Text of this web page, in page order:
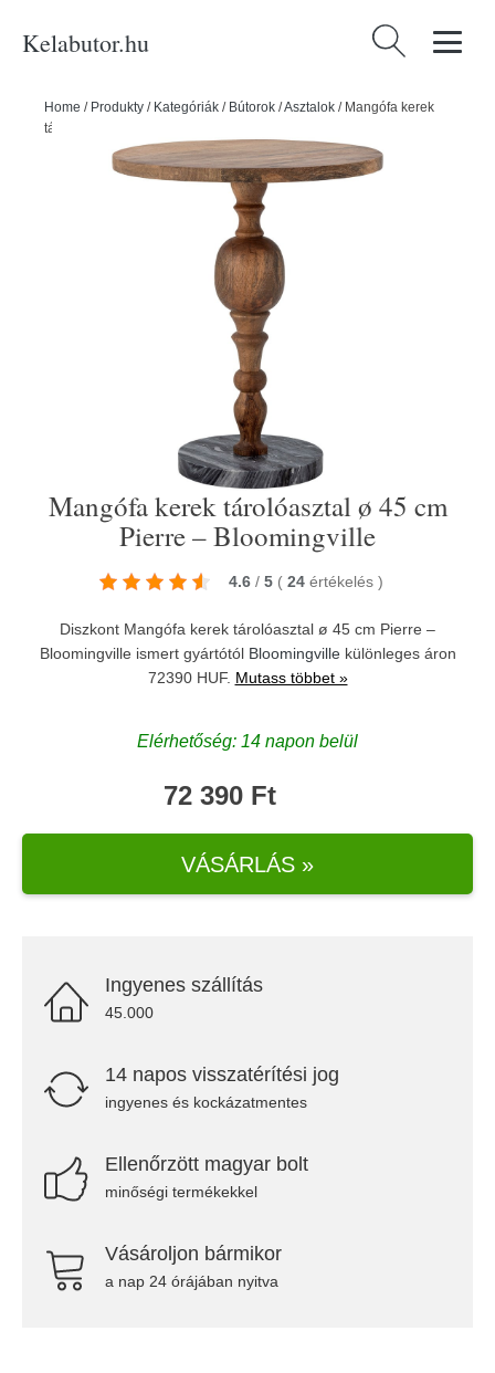
Kelabutor.hu Keresés:
Home / Produkty / Kategóriák / Bútorok /Asztalok / Mangófa kerek
tárolóasztal ø 45 cm Pierre – Bloomingville
Mangófa kerek tárolóasztal ø 45 cm
Pierre – Bloomingville
4.6 / 5 ( 24 értékelés )
Diszkont Mangófa kerek tárolóasztal ø 45 cm Pierre –
Bloomingville ismert gyártótól Bloomingvillekülönleges áron
72390 HUF. Mutass többet »
Elérhetőség: 14 napon belül
72 390 Ft
VÁSÁRLÁS »
Ingyenes szállítás
45.000
14 napos visszatérítési jog
ingyenes és kockázatmentes
Ellenőrzött magyar bolt
minőségi termékekkel
Vásároljon bármikor
a nap 24 órájában nyitva